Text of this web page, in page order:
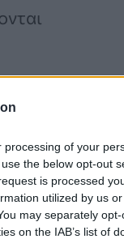
of your
the below opt-out
is processed
utilized by us
may separately
on the IAB’s list of